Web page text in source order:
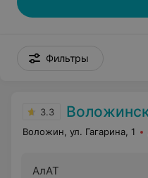
Фильтры
3.3
Воложин, ул. Гагарина, 1
АлАТ